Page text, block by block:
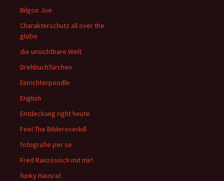
Bilgoo Joe
Charakterschutz all over the
globe
die unsichtbare Welt
DrehbuchTürchen
Einrichterpoodle
English
Entdeckung right heute
Feel The Bilderoverkill
fotografie per se
Fred Ranzösisch mit mir!
funky Hausrat